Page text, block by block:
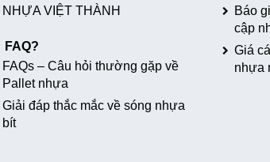
NHỰA VIỆT THÀNH
FAQ?
FAQs – Câu hỏi thường gặp về
Pallet nhựa
Giải đáp thắc mắc về sóng nhựa
bít
Báo
cập
Giá
nhựa